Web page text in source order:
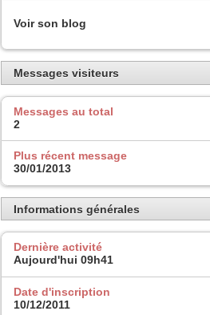
Voir son blog
Messages visiteurs
Messages au total
2
Plus récent message
30/01/2013
Informations générales
Dernière activité
Aujourd'hui 09h41
Date d'inscription
10/12/2011